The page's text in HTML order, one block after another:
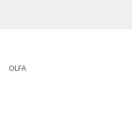
OLFA